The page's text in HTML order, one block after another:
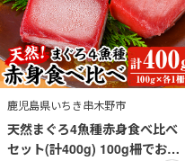
鹿児島県いちき串木野市
天然まぐろ4魚種赤身食べ比べ
セット(計400g) 100g柵でお届